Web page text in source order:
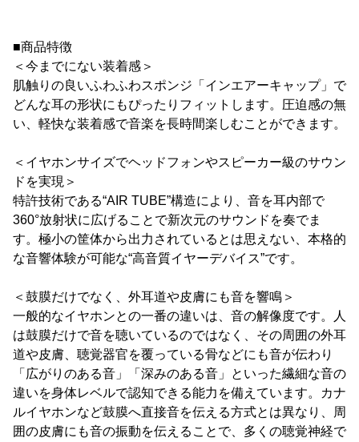
■商品特徴
＜今までにない装着感＞
肌触りの良いふわふわスポンジ「インエアーキャップ」で
どんな耳の形状にもぴったりフィットします。圧迫感の無
い、軽快な装着感で音楽を長時間楽しむことができます。
＜イヤホンサイズでヘッドフォンやスピーカー級のサウン
ドを実現＞
特許技術である“AIR TUBE”構造により、音を耳内部で
360°放射状に広げることで新次元のサウンドを奏でま
す。極小の筐体から出力されているとは思えない、本格的
な音響体験が可能な“高音質イヤーデバイス”です。
＜鼓膜だけでなく、外耳道や皮膚にも音を響鳴＞
一般的なイヤホンとの一番の違いは、音の解像度です。人
は鼓膜だけで音を聴いているのではなく、その周囲の外耳
道や皮膚、聴覚器官を覆っている骨などにも音が伝わり
「広がりのある音」「深みのある音」といった繊細な音の
違いを身体レベルで認知できる能力を備えています。カナ
ルイヤホンなど鼓膜へ直接音を伝える方式とは異なり、周
囲の皮膚にも音の振動を伝えることで、多くの聴覚神経で